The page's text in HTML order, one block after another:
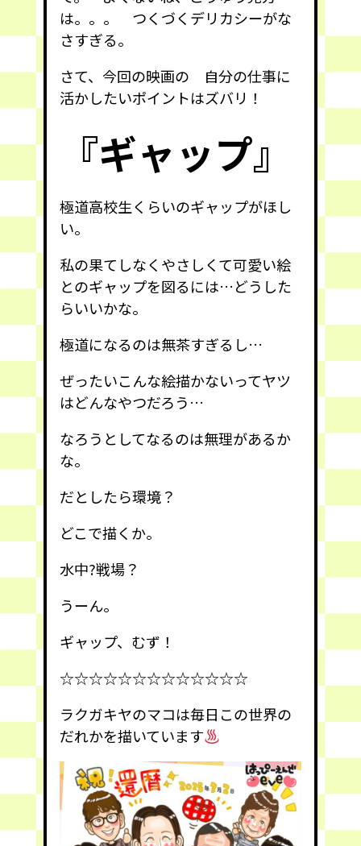
は。。。 つくづくデリカシーがな
さすぎる。
さて、今回の映画の 自分の仕事に
活かしたいポイントはズバリ！
『ギャップ』
極道高校生くらいのギャップがほし
い。
私の果てしなくやさしくて可愛い絵
とのギャップを図るには…どうした
らいいかな。
極道になるのは無茶すぎるし…
ぜったいこんな絵描かないってヤツ
はどんなやつだろう…
なろうとしてなるのは無理があるか
な。
だとしたら環境？
どこで描くか。
水中?戦場？
うーん。
ギャップ、むず！
☆☆☆☆☆☆☆☆☆☆☆☆☆
ラクガキヤのマコは毎日この世界の
だれかを描いています